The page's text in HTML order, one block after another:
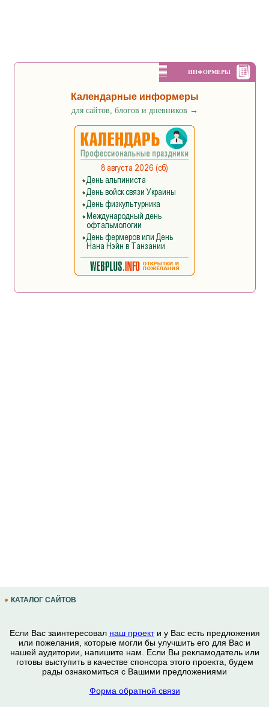
ИНФОРМЕРЫ
Календарные информеры
для сайтов, блогов и дневников →
КАТАЛОГ САЙТОВ
Если Вас заинтересовал наш проекти у Вас есть предложения
или пожелания, которые могли бы улучшить его для Вас и
нашей аудитории, напишите нам. Если Вы рекламодатель или
готовы выступить в качестве спонсора этого проекта, будем
рады ознакомиться с Вашими предложениями
Форма обратной связи